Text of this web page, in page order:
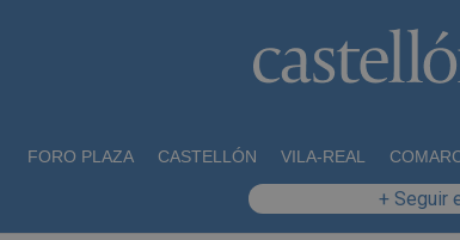
FORO PLAZA CASTELLÓN VILA-REAL
+ Seguir